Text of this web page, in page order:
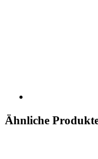
Ähnliche